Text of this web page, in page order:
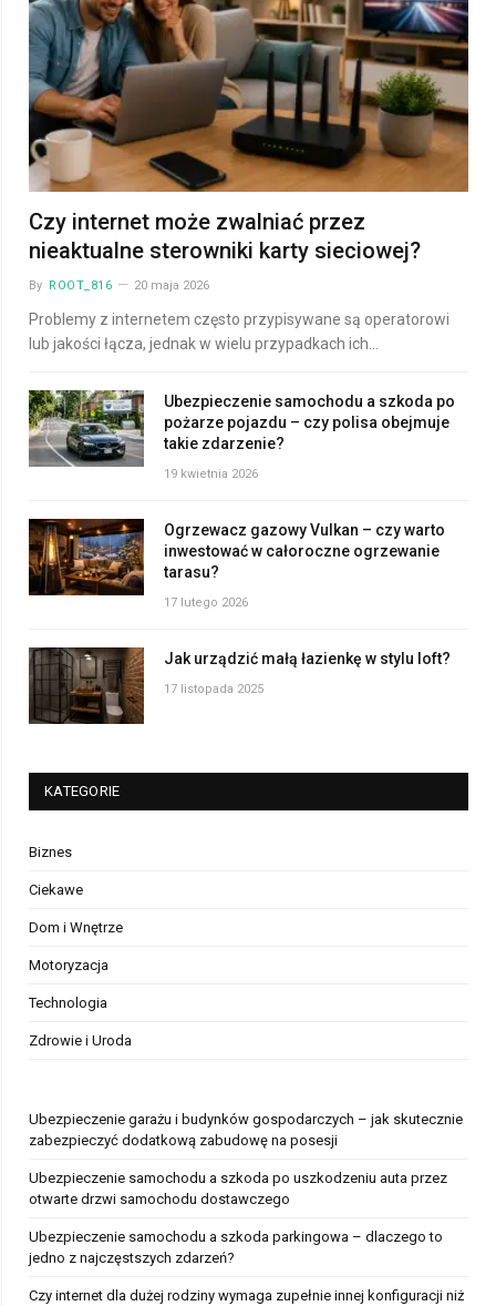
Czy internet może zwalniać przez
nieaktualne sterowniki karty sieciowej?
By ROOT_816 20 maja 2026
Problemy z internetem często przypisywane są operatorowi
lub jakości łącza, jednak w wielu przypadkach ich…
Ubezpieczenie samochodu a szkoda po
pożarze pojazdu – czy polisa obejmuje
takie zdarzenie?
19 kwietnia 2026
Ogrzewacz gazowy Vulkan – czy warto
inwestować w całoroczne ogrzewanie
tarasu?
17 lutego 2026
Jak urządzić małą łazienkę w stylu loft?
17 listopada 2025
KATEGORIE
Biznes
Ciekawe
Dom i Wnętrze
Motoryzacja
Technologia
Zdrowie i Uroda
Ubezpieczenie garażu i budynków gospodarczych – jak skutecznie
zabezpieczyć dodatkową zabudowę na posesji
Ubezpieczenie samochodu a szkoda po uszkodzeniu auta przez
otwarte drzwi samochodu dostawczego
Ubezpieczenie samochodu a szkoda parkingowa – dlaczego to
jedno z najczęstszych zdarzeń?
Czy internet dla dużej rodziny wymaga zupełnie innej konfiguracji niż